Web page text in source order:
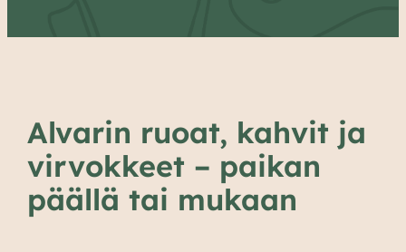
Alvarin ruoat, kahvit ja
virvokkeet – paikan
päällä tai mukaan